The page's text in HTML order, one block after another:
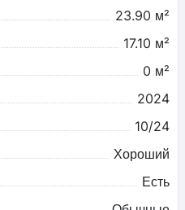
23.90 м²
17.10 м²
0 м²
2024
10/24
Хороший
Есть